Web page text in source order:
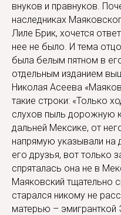
внуков и правнуков.
наследниках
Лиле Брик, хочется
нее не было. И тема
была белым пятном в
отдельным изданием
Николая Асеева
такие строки: «Только
слухов пыль дорожную
дальней Мексике, от
напрямую указывали на
его друзья, вот только
спряталась она не в
Маяковский тщательно
старался никому не
матерью –